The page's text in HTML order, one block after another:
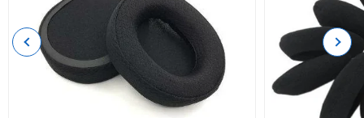
Previous Next